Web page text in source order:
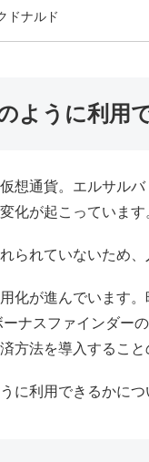
ドナルド
ように利用
想通貨。エルサル
化が起こっています
られていないため
化が進んでいます
ナスファインダー
方法を導入すること
に利用できるかにつ